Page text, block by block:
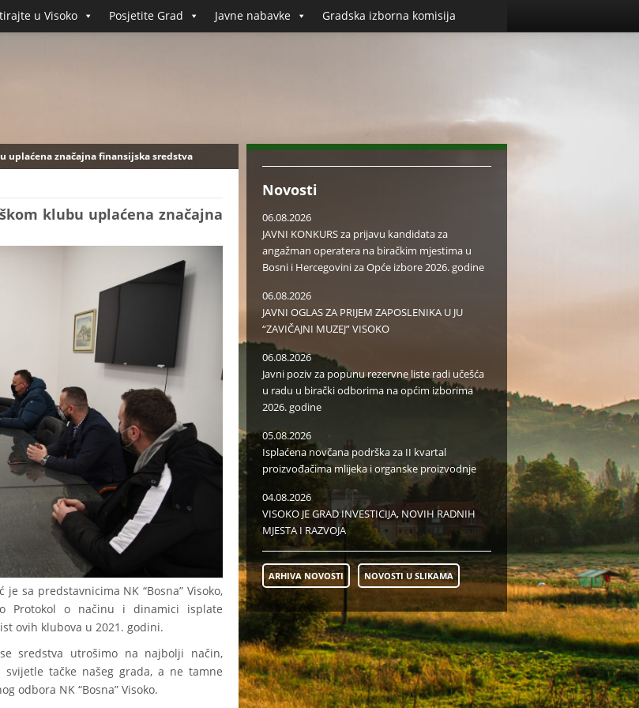
u Visoko Posjetite Grad Javne nabavke Gradska izborna komisija
uplaćena značajna finansijska sredstva
klubu uplaćena značajna
sa predstavnicima NK “Bosna” Visoko,
Protokol o načinu i dinamici isplate
ovih klubova u 2021. godini.
sredstva utrošimo na najbolji način,
tačke našeg grada, a ne tamne
odbora NK “Bosna” Visoko.
Novosti
06.08.2026
JAVNI KONKURS za prijavu kandidata za
angažman operatera na biračkim mjestima u
Bosni i Hercegovini za Opće izbore 2026. godine
06.08.2026
JAVNI OGLAS ZA PRIJEM ZAPOSLENIKA U JU
“ZAVIČAJNI MUZEJ” VISOKO
06.08.2026
Javni poziv za popunu rezervne liste radi učešća
u radu u birački odborima na općim izborima
2026. godine
05.08.2026
Isplaćena novčana podrška za II kvartal
proizvođačima mlijeka i organske proizvodnje
04.08.2026
VISOKO JE GRAD INVESTICIJA, NOVIH RADNIH
MJESTA I RAZVOJA
ARHIVA NOVOSTI NOVOSTI U SLIKAMA